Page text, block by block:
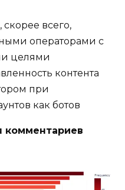
всего,
операторами с
целями
контента
при
как ботов
комментариев